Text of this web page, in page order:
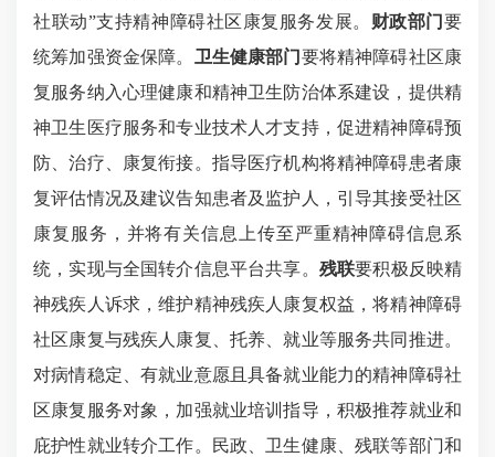
社联动”支持精神障碍社区康复服务发展。 财政部门要
统筹加强资金保障。 卫生健康部门 要将精神障碍社区康
复服务纳入心理健康和精神卫生防治体系建设，提供精
神卫生医疗服务和专业技术人才支持，促进精神障碍预
防、治疗、康复衔接。指导医疗机构将精神障碍患者康
复评估情况及建议告知患者及监护人，引导其接受社区
康复服务，并将有关信息上传至严重精神障碍信息系
统，实现与全国转介信息平台共享。 残联要积极反映精
神残疾人诉求，维护精神残疾人康复权益，将精神障碍
社区康复与残疾人康复、托养、就业等服务共同推进。
对病情稳定、有就业意愿且具备就业能力的精神障碍社
区康复服务对象，加强就业培训指导，积极推荐就业和
庇护性就业转介工作。民政、卫生健康、残联等部门和